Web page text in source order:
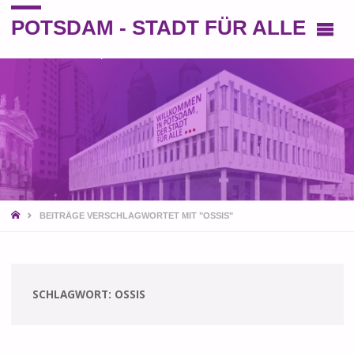
POTSDAM - STADT FÜR ALLE
STARTBEITRÄGE VERSCHLAGWORTET MIT "OSSIS"
SCHLAGWORT: OSSIS